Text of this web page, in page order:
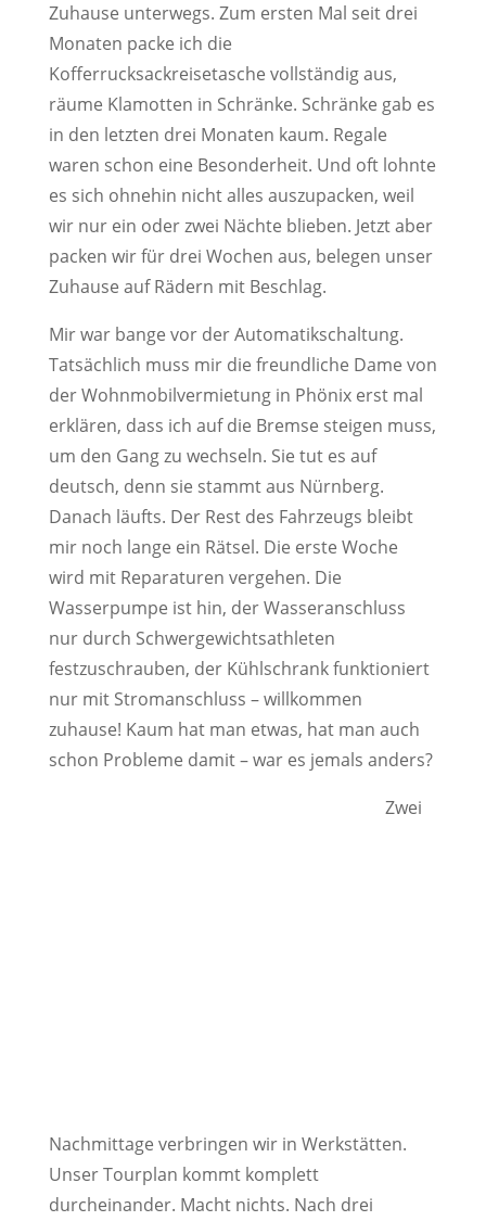
Zuhause unterwegs. Zum ersten Mal seit drei
Monaten packe ich die
Kofferrucksackreisetasche vollständig aus,
räume Klamotten in Schränke. Schränke gab es
in den letzten drei Monaten kaum. Regale
waren schon eine Besonderheit. Und oft lohnte
es sich ohnehin nicht alles auszupacken, weil
wir nur ein oder zwei Nächte blieben. Jetzt aber
packen wir für drei Wochen aus, belegen unser
Zuhause auf Rädern mit Beschlag.
Mir war bange vor der Automatikschaltung.
Tatsächlich muss mir die freundliche Dame von
der Wohnmobilvermietung in Phönix erst mal
erklären, dass ich auf die Bremse steigen muss,
um den Gang zu wechseln. Sie tut es auf
deutsch, denn sie stammt aus Nürnberg.
Danach läufts. Der Rest des Fahrzeugs bleibt
mir noch lange ein Rätsel. Die erste Woche
wird mit Reparaturen vergehen. Die
Wasserpumpe ist hin, der Wasseranschluss
nur durch Schwergewichtsathleten
festzuschrauben, der Kühlschrank funktioniert
nur mit Stromanschluss – willkommen
zuhause! Kaum hat man etwas, hat man auch
schon Probleme damit – war es jemals anders?
Zwei
Nachmittage verbringen wir in Werkstätten.
Unser Tourplan kommt komplett
durcheinander. Macht nichts. Nach drei